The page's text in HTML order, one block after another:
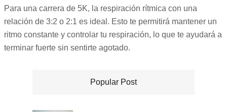
Para una carrera de 5K, la respiración rítmica con una
relación de 3:2 o 2:1 es ideal. Esto te permitirá mantener un
ritmo constante y controlar tu respiración, lo que te ayudará a
terminar fuerte sin sentirte agotado.
Popular Post